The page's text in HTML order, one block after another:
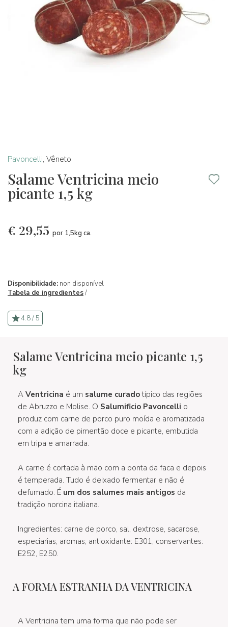
Pavoncelli, Vêneto
Salame Ventricina meio
picante 1,5 kg
€ 29,55 por 1,5kg ca.
Disponibilidade: non disponível
Tabela de ingredientes/
4.8 / 5
Salame Ventricina meio picante 1,5
kg
A Ventricina é um salume curadotípico das regiões
de Abruzzo e Molise. O Salumificio Pavoncelli o
produz com carne de porco puro moída e aromatizada
com a adição de pimentão doce e picante, embutida
em tripa e amarrada.
A carne é cortada à mão com a ponta da faca e depois
é temperada. Tudo é deixado fermentar e não é
defumado. É um dos salumes mais antigos da
tradição norcina italiana.
Ingredientes: carne de porco, sal, dextrose, sacarose,
especiarias, aromas; antioxidante: E301; conservantes:
E252, E250.
A FORMA ESTRANHA DA VENTRICINA
A Ventricina tem uma forma que não pode ser